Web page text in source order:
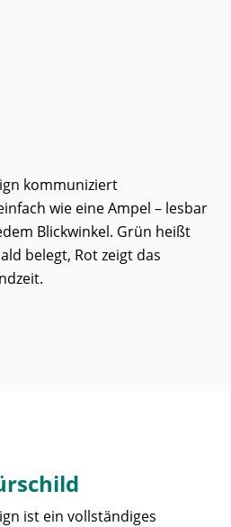
kommuniziert
wie eine Ampel – lesbar
Blickwinkel. Grün heißt
belegt, Rot zeigt das
ist ein vollständiges